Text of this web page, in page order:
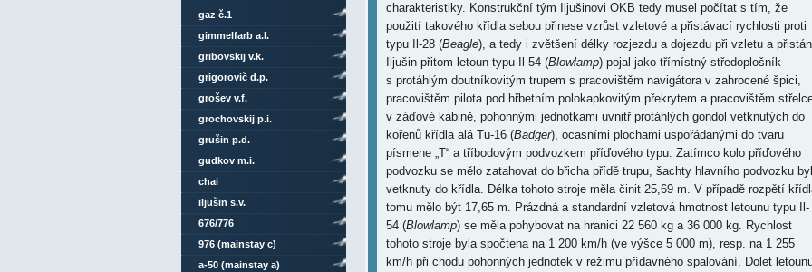
charakteristiky. Konstrukční tým Iljušinovi OKB tedy musel počítat s tím, že
použití takového křídla sebou přinese vzrůst vzletové a přistávací rychlosti proti
typu Il-28 (Beagle), a tedy i zvětšení délky rozjezdu a dojezdu při vzletu a
Iljušin přitom letoun typu Il-54 (Blowlamp) pojal jako třímístný středoplošník
s protáhlým doutníkovitým trupem s pracovištěm navigátora v zahrocené špici,
pracovištěm pilota pod hřbetním polokapkovitým překrytem a pracovištěm
v záďové kabině, pohonnými jednotkami uvnitř protáhlých gondol vetknutých do
kořenů křídla alá Tu-16 (Badger), ocasními plochami uspořádanými do tvaru
písmene „T“ a tříbodovým podvozkem příďového typu. Zatímco kolo příďového
podvozku se mělo zatahovat do břicha přídě trupu, šachty hlavního podvozku
vetknuty do křídla. Délka tohoto stroje měla činit 25,69 m. V případě rozpětí
tomu mělo být 17,65 m. Prázdná a standardní vzletová hmotnost letounu typu Il-
54 (Blowlamp) se měla pohybovat na hranici 22 560 kg a 36 000 kg. Rychlost
tohoto stroje byla spočtena na 1 200 km/h (ve výšce 5 000 m), resp. na 1 255
km/h při chodu pohonných jednotek v režimu přídavného spalování. Dolet
gaz č.1
gimmelfarb a.l.
gribovskij v.k.
grigorovič d.p.
grošev v.f.
grochovskij p.i.
grušin p.d.
gudkov m.i.
chai
iljušin s.v.
676/776
976 (mainstay c)
a-50 (mainstay a)